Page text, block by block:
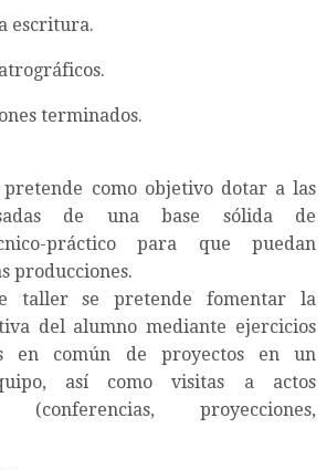
escritura.
terminados.
como objetivo dotar a las
de una base sólida de
práctico para que puedan
producciones.
taller se pretende fomentar la
del alumno mediante ejercicios
en común de proyectos en un
así como visitas a actos
(conferencias, proyecciones,